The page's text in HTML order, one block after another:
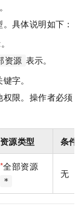
具体说明如下：
资源 表示。
字。
限。操作者必须
资源类型 条件
*全部资源
*
无